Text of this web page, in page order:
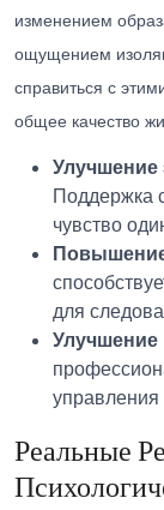
изменением
ощущением
справиться с
общее качество
Улучшение
Поддержка
чувство
для
Улучшение
Реальные